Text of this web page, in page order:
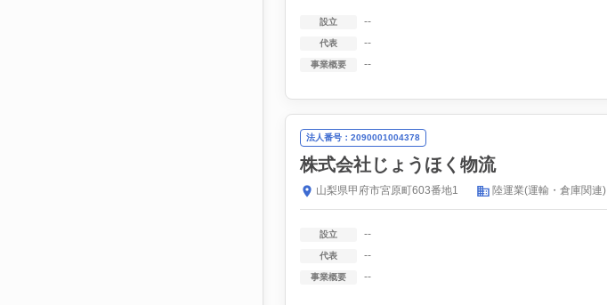
設立 --
代表 --
事業概要 --
法人番号：2090001004378
株式会社じょうほく物流
山梨県甲府市宮原町603番地1 陸運業(運輸・倉庫関連)
設立 --
代表 --
事業概要 --